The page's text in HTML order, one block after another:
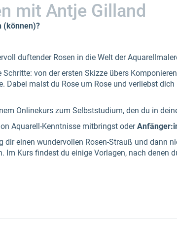
mit Antje Gilland
(können)?
duftender Rosen in die Welt der
Schritte: von der ersten Skizze übers
Dabei malst du Rose um Rose und verliebst
Onlinekurs zum Selbststudium, den du in
Aquarell-Kenntnisse mitbringst oder
einen wundervollen Rosen-Strauß und dann
Im Kurs findest du einige Vorlagen, nach denen